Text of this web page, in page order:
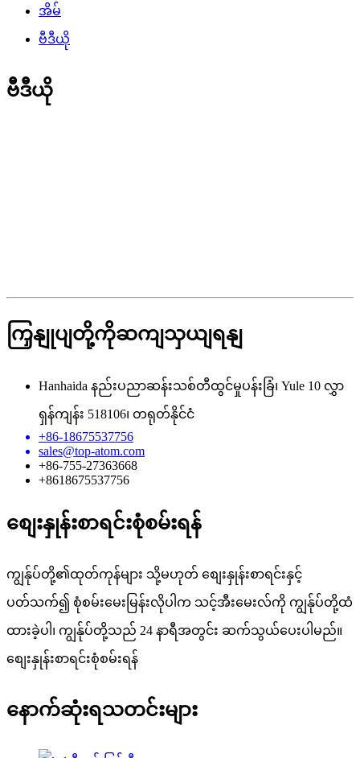
အိမ်
ဗီဒီယို
ဗီဒီယို
ကြှနျုပျတို့ကိုဆကျသှယျရနျ
Hanhaida နည်းပညာဆန်းသစ်တီထွင်မှုပန်းခြံ၊ Yule 10 လွှာ
ရှန်ကျန်း 518106၊ တရုတ်နိုင်ငံ
+86-18675537756
sales@top-atom.com
+86-755-27363668
+8618675537756
စျေးနှုန်းစာရင်းစုံစမ်းရန်
ကျွန်ုပ်တို့၏ထုတ်ကုန်များ သို့မဟုတ် စျေးနှုန်းစာရင်းနှင့်
ပတ်သက်၍ စုံစမ်းမေးမြန်းလိုပါက သင့်အီးမေးလ်ကို ကျွန်ုပ်တို့ထံ
ထားခဲ့ပါ၊ ကျွန်ုပ်တို့သည် 24 နာရီအတွင်း ဆက်သွယ်ပေးပါမည်။
စျေးနှုန်းစာရင်းစုံစမ်းရန်
နောက်ဆုံးရသတင်းများ